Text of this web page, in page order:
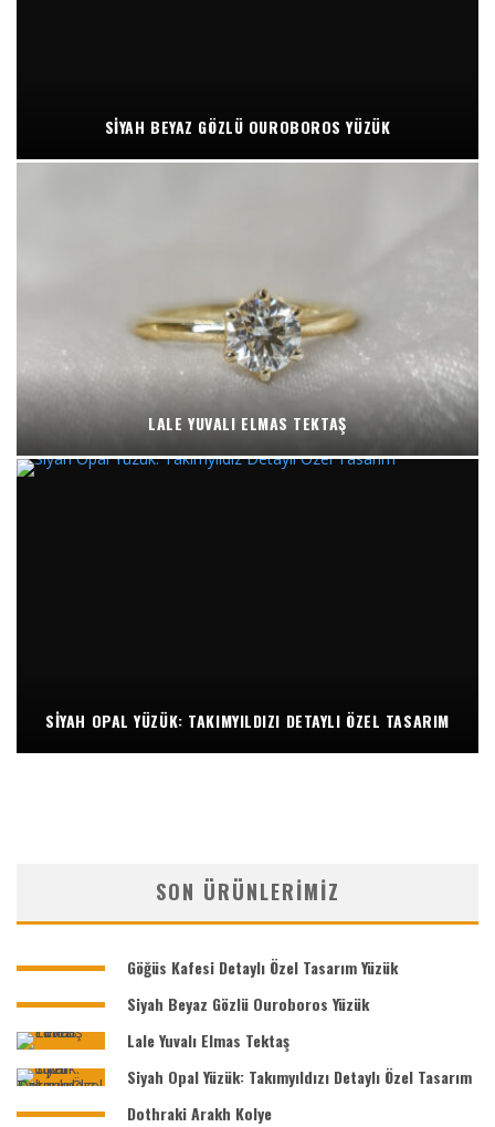
SIYAH BEYAZ GÖZLÜ OUROBOROS YÜZÜK
LALE YUVALI ELMAS TEKTAŞ
SIYAH OPAL YÜZÜK: TAKIMYILDIZI DETAYLI ÖZEL TASARIM
SON ÜRÜNLERIMIZ
Göğüs Kafesi Detaylı Özel Tasarım Yüzük
Siyah Beyaz Gözlü Ouroboros Yüzük
Lale Yuvalı Elmas Tektaş
Siyah Opal Yüzük: Takımyıldızı Detaylı Özel Tasarım
Dothraki Arakh Kolye